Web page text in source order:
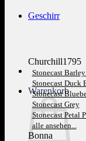
Warenkorb
Geschirr
Churchill1795
Stonecast
Stonecast Duck
Stonecast
Stonecast Grey
Stonecast Petal
alle ansehen...
Bonna